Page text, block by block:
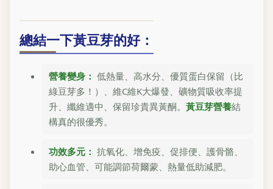
總結一下黃豆芽的好：
營養變身： 低熱量、高水分、優質蛋白保留（比
綠豆芽多！）、維C維K大爆發、礦物質吸收率提
升、纖維適中、保留珍貴異黃酮。 黃豆芽營養結
構真的很優秀。
功效多元： 抗氧化、增免疫、促排便、護骨骼、
助心血管、可能調節荷爾蒙、熱量低助減肥。